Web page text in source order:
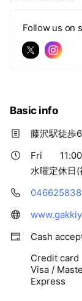
Follow us on
Basic info
藤沢駅徒歩
Fri
水曜定休日
Cash
Credit card
Visa /
Express